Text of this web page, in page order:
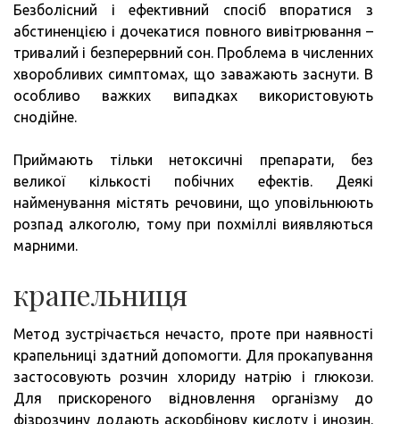
Безболісний і ефективний спосіб впоратися з
абстиненцією і дочекатися повного вивітрювання –
тривалий і безперервний сон. Проблема в численних
хворобливих симптомах, що заважають заснути. В
особливо важких випадках використовують
снодійне.
Приймають тільки нетоксичні препарати, без
великої кількості побічних ефектів. Деякі
найменування містять речовини, що уповільнюють
розпад алкоголю, тому при похміллі виявляються
марними.
крапельниця
Метод зустрічається нечасто, проте при наявності
крапельниці здатний допомогти. Для прокапування
застосовують розчин хлориду натрію і глюкози.
Для прискореного відновлення організму до
фізрозчину додають аскорбінову кислоту і инозин.